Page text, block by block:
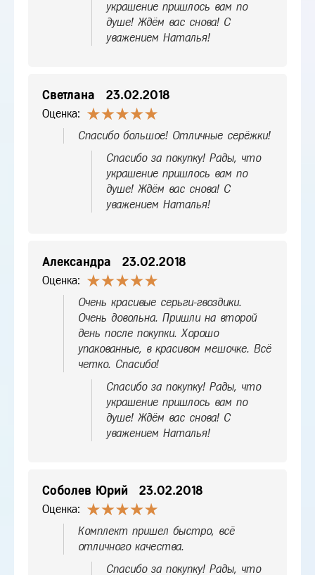
украшение пришлось вам по
душе! Ждём вас снова! С
уважением Наталья!
Светлана 23.02.2018
Оценка:
Спасибо большое! Отличные серёжки!
Спасибо за покупку! Рады, что
украшение пришлось вам по
душе! Ждём вас снова! С
уважением Наталья!
Александра 23.02.2018
Оценка:
Очень красивые серьги-гвоздики.
Очень довольна. Пришли на второй
день после покупки. Хорошо
упакованные, в красивом мешочке. Всё
четко. Спасибо!
Спасибо за покупку! Рады, что
украшение пришлось вам по
душе! Ждём вас снова! С
уважением Наталья!
Соболев Юрий 23.02.2018
Оценка:
Комплект пришел быстро, всё
отличного качества.
Спасибо за покупку! Рады, что